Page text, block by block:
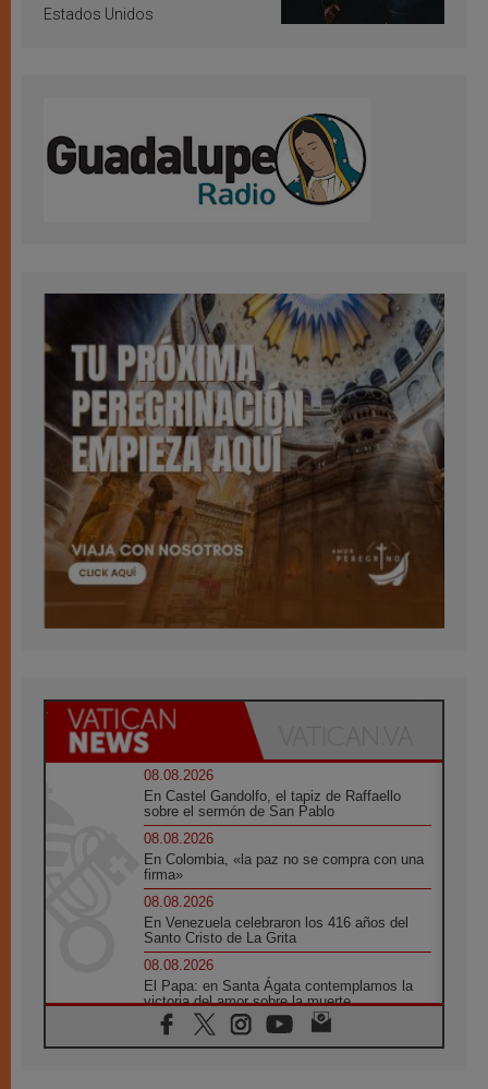
Estados Unidos
08.08.2026
En Castel Gandolfo, el tapiz de Raffaello
sobre el sermón de San Pablo
08.08.2026
En Colombia, «la paz no se compra con una
firma»
08.08.2026
En Venezuela celebraron los 416 años del
Santo Cristo de La Grita
08.08.2026
El Papa: en Santa Ágata contemplamos la
victoria del amor sobre la muerte
08.08.2026
León XIV visitará el Santuario de la Madre